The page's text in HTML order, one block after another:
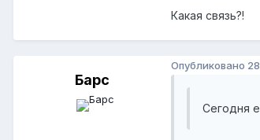
Какая связь?!
Барс
Опубликовано
Сегодня